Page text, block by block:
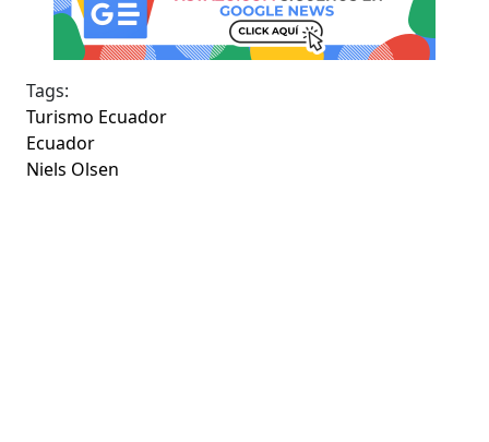
Tags:
Turismo Ecuador
Ecuador
Niels Olsen